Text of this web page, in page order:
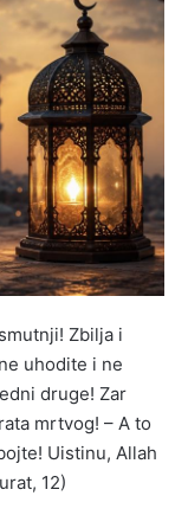
Zbilja i
uhodite i ne
druge! Zar
mrtvog! – A to
Uistinu, Allah
12)